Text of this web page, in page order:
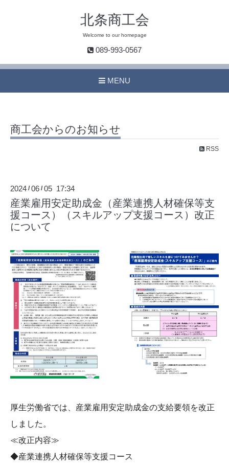
北条商工会
Welcome to our homepage
089-993-0567
MENU
商工会からのお知らせ
RSS
2024 /06 /05 17:34
産業雇用安定助成金（産業連携人材確保等支
援コース）（スキルアップ支援コース）改正
について
厚生労働省では、産業雇用安定助成金の支給要領を改正
しました。
≪改正内容≫
◆産業連携人材確保等支援コース